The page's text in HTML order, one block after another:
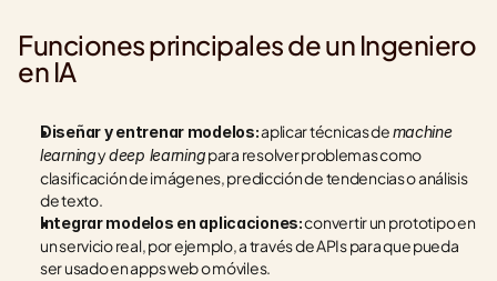
Funciones principales de un Ingeniero
en IA
Diseñar y entrenar modelos: aplicar técnicas de machine
learning y deep learning para resolver problemas como
clasificación de imágenes, predicción de tendencias o análisis
de texto.
Integrar modelos en aplicaciones: convertir un prototipo en
un servicio real, por ejemplo, a través de APIs para que pueda
ser usado en apps web o móviles.